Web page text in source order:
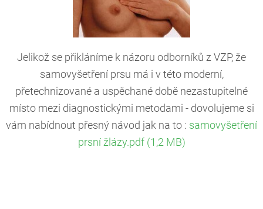
Jelikož se přikláníme k názoru odborníků z VZP, že
samovyšetření prsu má i v této moderní,
přetechnizované a uspěchané době nezastupitelné
místo mezi diagnostickými metodami - dovolujeme si
vám nabídnout přesný návod jak na to : samovyšetření
prsní žlázy.pdf (1,2 MB)